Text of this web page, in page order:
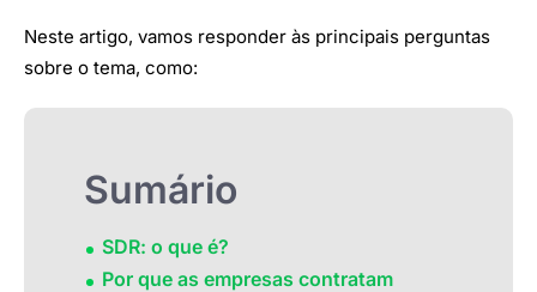
Neste artigo, vamos responder às principais perguntas
sobre o tema, como:
Sumário
SDR: o que é?
Por que as empresas contratam